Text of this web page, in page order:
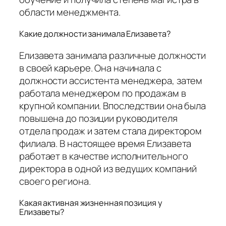
области менеджмента.
Какие должности занимала Елизавета?
Елизавета занимала различные должности
в своей карьере. Она начинала с
должности ассистента менеджера, затем
работала менеджером по продажам в
крупной компании. Впоследствии она была
повышена до позиции руководителя
отдела продаж и затем стала директором
филиала. В настоящее время Елизавета
работает в качестве исполнительного
директора в одной из ведущих компаний
своего региона.
Какая активная жизненная позиция у
Елизаветы?